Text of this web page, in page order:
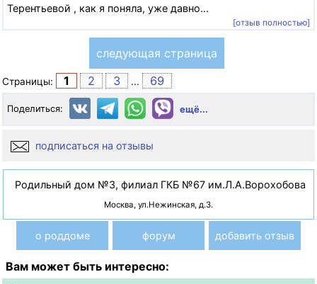
Терентьевой , как я поняла, уже давно...
[отзыв полностью]
следующая страница
Страницы: 1 2 3 ... 69
Поделиться: ещё...
подписаться на отзывы
Родильный дом №3, филиал ГКБ №67 им.Л.А.Ворохобова
Москва, ул.Нежинская, д.3.
о роддоме форум добавить отзыв
Вам может быть интересно: